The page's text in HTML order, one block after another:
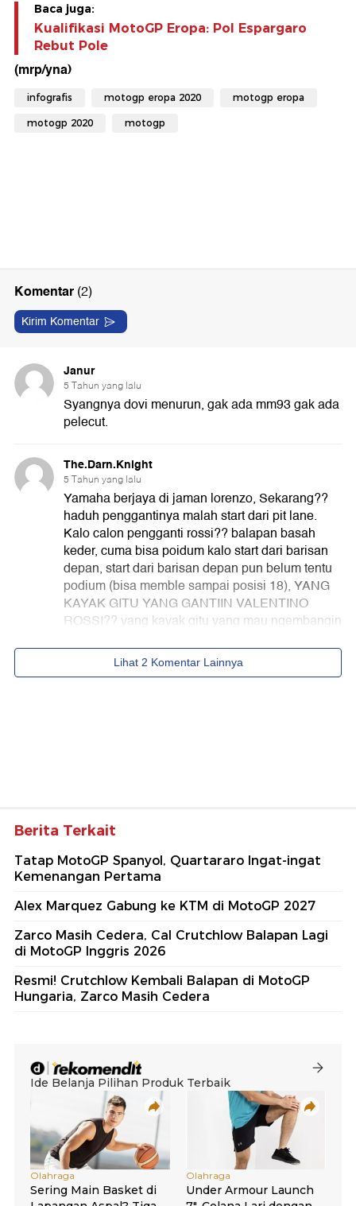
Baca juga:
Kualifikasi MotoGP Eropa: Pol Espargaro
Rebut Pole
(mrp/yna)
infografis motogp eropa 2020 motogp eropa
motogp 2020 motogp
Berita Terkait
Tatap MotoGP Spanyol, Quartararo Ingat-ingat
Kemenangan Pertama
Alex Marquez Gabung ke KTM di MotoGP 2027
Zarco Masih Cedera, Cal Crutchlow Balapan Lagi
di MotoGP Inggris 2026
Resmi! Crutchlow Kembali Balapan di MotoGP
Hungaria, Zarco Masih Cedera